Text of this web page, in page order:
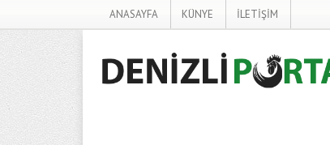
ANASAYFA KÜNYE İLETİŞİM